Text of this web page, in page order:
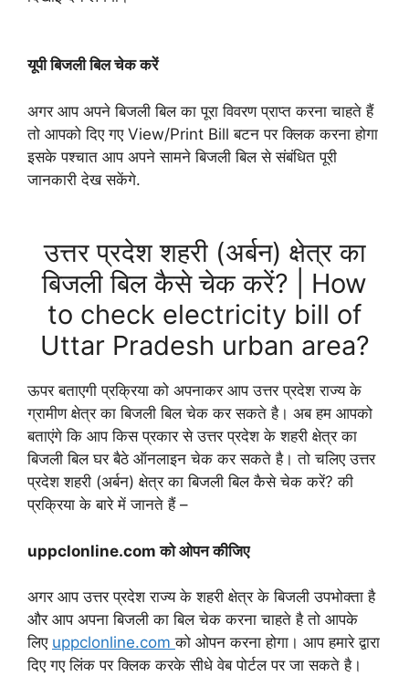
यूपी बिजली बिल चेक करें
अगर आप अपने बिजली बिल का पूरा विवरण प्राप्त करना चाहते हैं
तो आपको दिए गए View/Print Bill बटन पर क्लिक करना होगा
इसके पश्चात आप अपने सामने बिजली बिल से संबंधित पूरी
जानकारी देख सकेंगे.
उत्तर प्रदेश शहरी (अर्बन) क्षेत्र का
बिजली बिल कैसे चेक करें? | How
to check electricity bill of
Uttar Pradesh urban area?
ऊपर बताएगी प्रक्रिया को अपनाकर आप उत्तर प्रदेश राज्य के
ग्रामीण क्षेत्र का बिजली बिल चेक कर सकते है। अब हम आपको
बताएंगे कि आप किस प्रकार से उत्तर प्रदेश के शहरी क्षेत्र का
बिजली बिल घर बैठे ऑनलाइन चेक कर सकते है। तो चलिए उत्तर
प्रदेश शहरी (अर्बन) क्षेत्र का बिजली बिल कैसे चेक करें? की
प्रक्रिया के बारे में जानते हैं –
uppclonline.com को ओपन कीजिए
अगर आप उत्तर प्रदेश राज्य के शहरी क्षेत्र के बिजली उपभोक्ता है
और आप अपना बिजली का बिल चेक करना चाहते है तो आपके
लिए uppclonline.comको ओपन करना होगा। आप हमारे द्वारा
दिए गए लिंक पर क्लिक करके सीधे वेब पोर्टल पर जा सकते है।